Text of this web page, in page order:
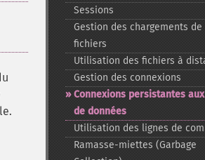
Sessions
Gestion des chargements de
fichiers
Utilisation des fichiers à
Gestion des connexions
Connexions persistantes
de données
Utilisation des lignes de
Ramasse-​miettes (Garbage